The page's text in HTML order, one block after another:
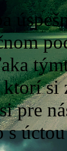
pre
s